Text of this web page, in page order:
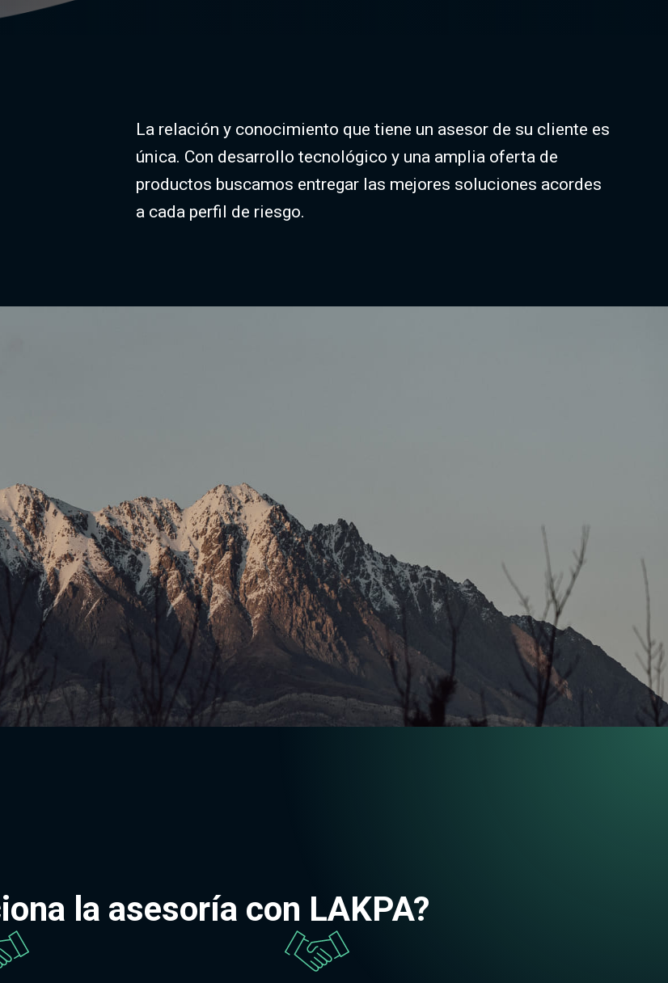
La relación y conocimiento que tiene un asesor de su cliente es
única. Con desarrollo tecnológico y una amplia oferta de
productos buscamos entregar las mejores soluciones acordes
a cada perfil de riesgo.
la asesoría con LAKPA?